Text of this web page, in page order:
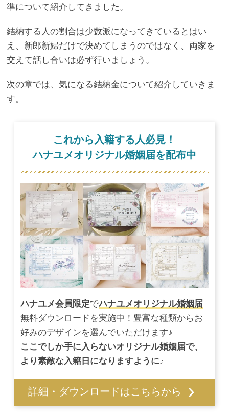
準について紹介してきました。
結納する人の割合は少数派になってきているとはい
え、新郎新婦だけで決めてしまうのではなく、両家を
交えて話し合いは必ず行いましょう。
次の章では、気になる結納金について紹介していきま
す。
これから入籍する人必見！
ハナユメオリジナル婚姻届を配布中
ハナユメ会員限定でハナユメオリジナル婚姻届
無料ダウンロードを実施中！豊富な種類からお
好みのデザインを選んでいただけます♪
ここでしか手に入らないオリジナル婚姻届で、
より素敵な入籍日になりますように♪
詳細・ダウンロードはこちらから